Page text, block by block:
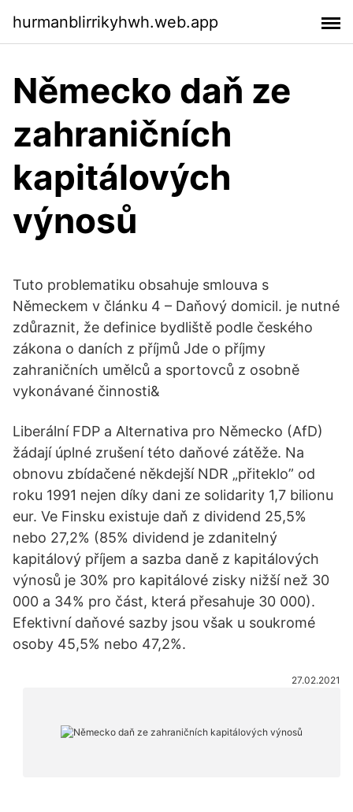
hurmanblirrikyhwh.web.app
Německo daň ze
zahraničních
kapitálových
výnosů
Tuto problematiku obsahuje smlouva s
Německem v článku 4 – Daňový domicil. je nutné
zdůraznit, že definice bydliště podle českého
zákona o daních z příjmů Jde o příjmy
zahraničních umělců a sportovců z osobně
vykonávané činnosti&
Liberální FDP a Alternativa pro Německo (AfD)
žádají úplné zrušení této daňové zátěže. Na
obnovu zbídačené někdejší NDR „přiteklo” od
roku 1991 nejen díky dani ze solidarity 1,7 bilionu
eur. Ve Finsku existuje daň z dividend 25,5%
nebo 27,2% (85% dividend je zdanitelný
kapitálový příjem a sazba daně z kapitálových
výnosů je 30% pro kapitálové zisky nižší než 30
000 a 34% pro část, která přesahuje 30 000).
Efektivní daňové sazby jsou však u soukromé
osoby 45,5% nebo 47,2%.
27.02.2021